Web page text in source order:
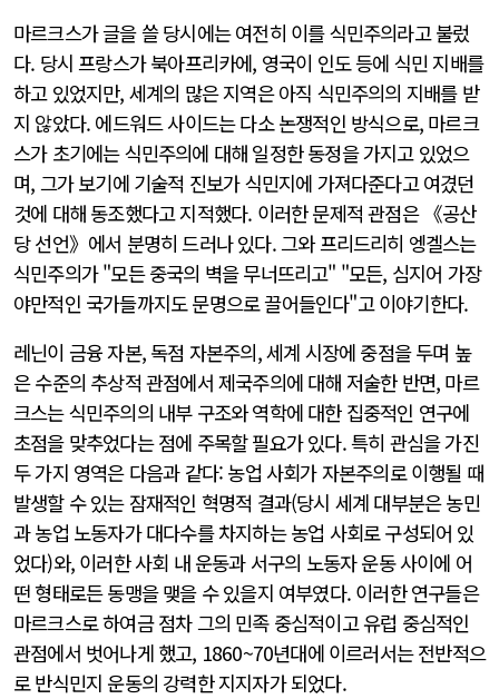
마르크스가 글을 쓸 당시에는 여전히 이를 식민주의라고 불렀
다. 당시 프랑스가 북아프리카에, 영국이 인도 등에 식민 지배를
하고 있었지만, 세계의 많은 지역은 아직 식민주의의 지배를 받
지 않았다. 에드워드 사이드는 다소 논쟁적인 방식으로, 마르크
스가 초기에는 식민주의에 대해 일정한 동정을 가지고 있었으
며, 그가 보기에 기술적 진보가 식민지에 가져다준다고 여겼던
것에 대해 동조했다고 지적했다. 이러한 문제적 관점은 《공산
당 선언》에서 분명히 드러나 있다. 그와 프리드리히 엥겔스는
식민주의가 "모든 중국의 벽을 무너뜨리고" "모든, 심지어 가장
야만적인 국가들까지도 문명으로 끌어들인다"고 이야기한다.
레닌이 금융 자본, 독점 자본주의, 세계 시장에 중점을 두며 높
은 수준의 추상적 관점에서 제국주의에 대해 저술한 반면, 마르
크스는 식민주의의 내부 구조와 역학에 대한 집중적인 연구에
초점을 맞추었다는 점에 주목할 필요가 있다. 특히 관심을 가진
두 가지 영역은 다음과 같다: 농업 사회가 자본주의로 이행될 때
발생할 수 있는 잠재적인 혁명적 결과(당시 세계 대부분은 농민
과 농업 노동자가 대다수를 차지하는 농업 사회로 구성되어 있
었다)와, 이러한 사회 내 운동과 서구의 노동자 운동 사이에 어
떤 형태로든 동맹을 맺을 수 있을지 여부였다. 이러한 연구들은
마르크스로 하여금 점차 그의 민족 중심적이고 유럽 중심적인
관점에서 벗어나게 했고, 1860~70년대에 이르러서는 전반적으
로 반식민지 운동의 강력한 지지자가 되었다.